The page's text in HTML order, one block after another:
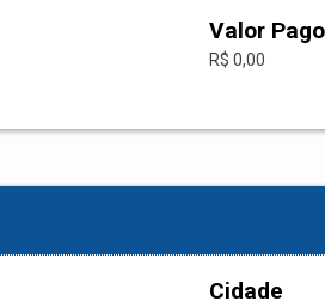
Valor Pago
R$ 0,00
Cidade